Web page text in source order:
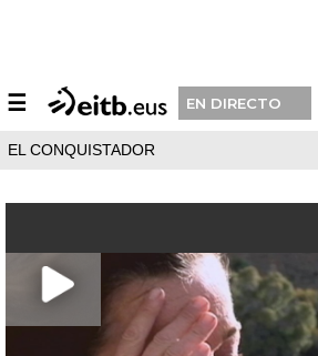
☰ EN DIRECTO
EL CONQUISTADOR